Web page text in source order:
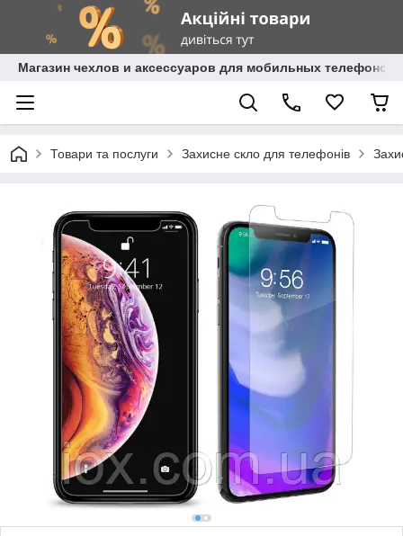
Магазин чехлов и аксессуаров для мобильных телефонов
Товари та послуги Захисне скло для телефонів